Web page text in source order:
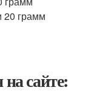
20 грамм
сайте: